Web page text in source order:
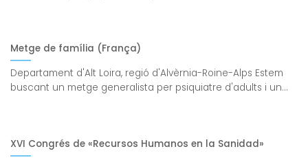
Metge de família (França)
Departament d'Alt Loira, regió d'Alvèrnia-Roine-Alps Estem
buscant un metge generalista per psiquiatre d'adults i un...
XVI Congrés de «Recursos Humanos en la Sanidad»